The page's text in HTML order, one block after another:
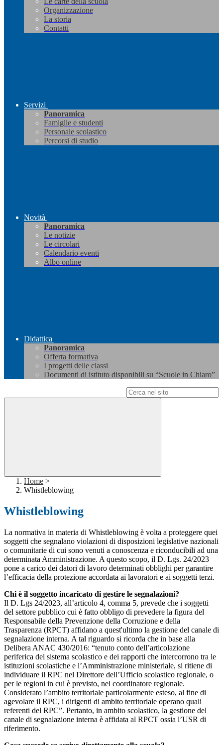
Organizzazione
La storia
Contatti
Servizi
Panoramica
Famiglie e studenti
Personale scolastico
Percorsi di studio
Novità
Panoramica
Le notizie
Le circolari
Calendario eventi
Albo online
Didattica
Panoramica
Offerta formativa
I progetti delle classi
Documenti di istituto disponibili su “Scuole in Chiaro”
Home >
Whistleblowing
Whistleblowing
La normativa in materia di Whistleblowing è volta a proteggere quei
soggetti che segnalano violazioni di disposizioni legislative nazionali
o comunitarie di cui sono venuti a conoscenza e riconducibili ad una
determinata Amministrazione. A questo scopo, il D. Lgs. 24/2023
pone a carico dei datori di lavoro determinati obblighi per garantire
l’efficacia della protezione accordata ai lavoratori e ai soggetti terzi.
Chi è il soggetto incaricato di gestire le segnalazioni?
Il D. Lgs 24/2023, all’articolo 4, comma 5, prevede che i soggetti
del settore pubblico cui è fatto obbligo di prevedere la figura del
Responsabile della Prevenzione della Corruzione e della
Trasparenza (RPCT) affidano a quest'ultimo la gestione del canale di
segnalazione interna. A tal riguardo si ricorda che in base alla
Delibera ANAC 430/2016: “tenuto conto dell’articolazione
periferica del sistema scolastico e dei rapporti che intercorrono tra le
istituzioni scolastiche e l’Amministrazione ministeriale, si ritiene di
individuare il RPC nel Direttore dell’Ufficio scolastico regionale, o
per le regioni in cui è previsto, nel coordinatore regionale.
Considerato l’ambito territoriale particolarmente esteso, al fine di
agevolare il RPC, i dirigenti di ambito territoriale operano quali
referenti del RPC”. Pertanto, in ambito scolastico, la gestione del
canale di segnalazione interna è affidata al RPCT ossia l’USR di
riferimento.